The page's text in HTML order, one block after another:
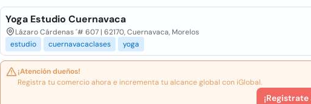
Yoga Estudio Cuernavaca
Lázaro Cárdenas ´# 607 | 62170, Cuernavaca, Morelos
estudio
cuernavacaclases yoga
¡Atención dueños!
Registra tu comercio ahora e incrementa tu alcance global con iGlobal.
¡Registrate